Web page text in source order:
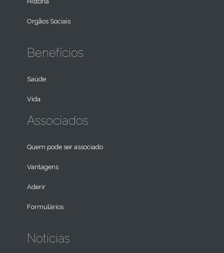
Orgãos Sociais
Benefícios
Saúde
Vida
Associados
Quem pode ser associado
Vantagens
Aderir
Formulários
Notícias